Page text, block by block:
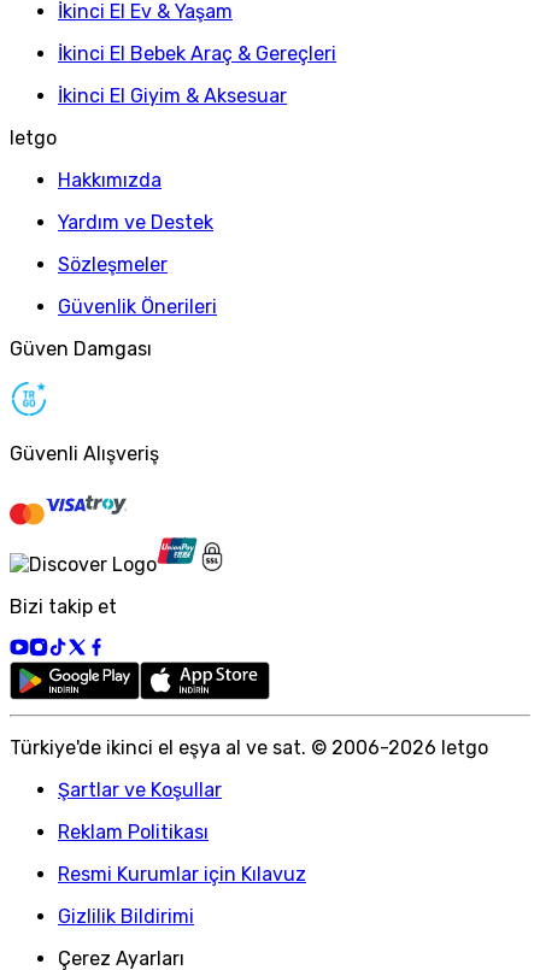
İkinci El Ev & Yaşam
İkinci El Bebek Araç & Gereçleri
İkinci El Giyim & Aksesuar
letgo
Hakkımızda
Yardım ve Destek
Sözleşmeler
Güvenlik Önerileri
Güven Damgası
Güvenli Alışveriş
Bizi takip et
Türkiye'de ikinci el eşya al ve sat. © 2006-2026 letgo
Şartlar ve Koşullar
Reklam Politikası
Resmi Kurumlar için Kılavuz
Gizlilik Bildirimi
Çerez Ayarları